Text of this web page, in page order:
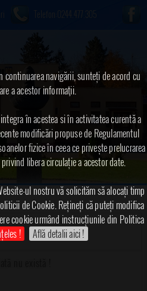
navigării, sunteți de acord cu
a acestor informaţii.
în acestea si în activitatea curentă a
modificări propuse de Regulamentul
fizice în ceea ce privește prelucrarea
libera circulație a acestor date.
ul nostru vă solicităm să alocați timp
de Cookie. Rețineți că puteți modifica
cookie urmând instrucțiunile din Politica
! Află detalii aici !
Telefon:0244.477.305